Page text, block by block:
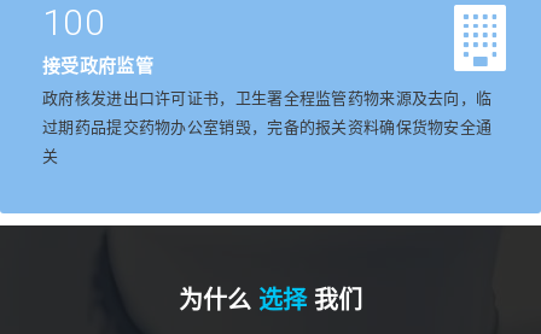
100
接受政府监管
政府核发进出口许可证书，卫生署全程监管药物来源及去向，临
过期药品提交药物办公室销毁，完备的报关资料确保货物安全通
关
为什么 选择我们